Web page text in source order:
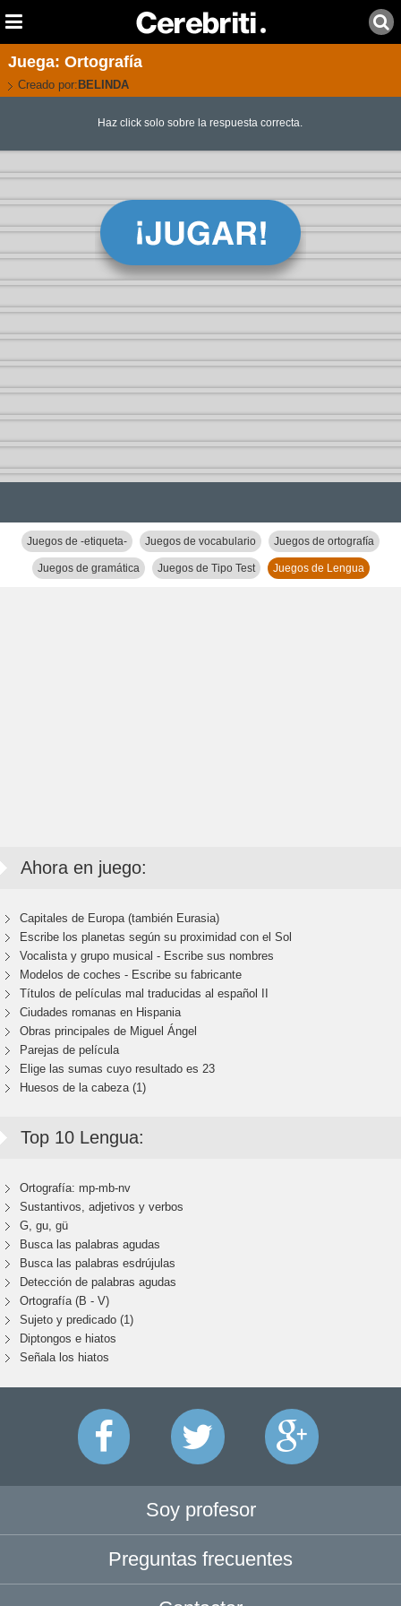
Juega: Ortografía
Creado por: BELINDA
Haz click solo sobre la respuesta correcta.
Juegos de -etiqueta- Juegos de vocabulario Juegos de ortografía
Juegos de gramática Juegos de Tipo Test Juegos de Lengua
Ahora en juego:
Capitales de Europa (también Eurasia)
Escribe los planetas según su proximidad con el Sol
Vocalista y grupo musical - Escribe sus nombres
Modelos de coches - Escribe su fabricante
Títulos de películas mal traducidas al español II
Ciudades romanas en Hispania
Obras principales de Miguel Ángel
Parejas de película
Elige las sumas cuyo resultado es 23
Huesos de la cabeza (1)
Top 10 Lengua:
Ortografía: mp-mb-nv
Sustantivos, adjetivos y verbos
G, gu, gü
Busca las palabras agudas
Busca las palabras esdrújulas
Detección de palabras agudas
Ortografía (B - V)
Sujeto y predicado (1)
Diptongos e hiatos
Señala los hiatos
Soy profesor
Preguntas frecuentes